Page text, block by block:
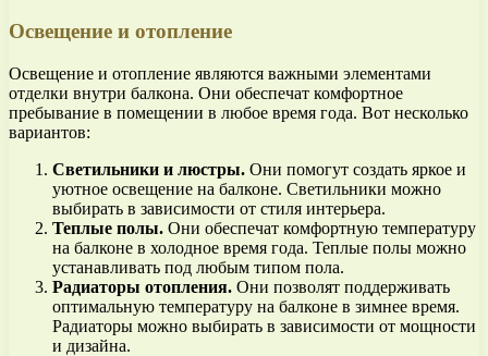
Освещение и отопление
Освещение и отопление являются важными элементами
отделки внутри балкона. Они обеспечат комфортное
пребывание в помещении в любое время года. Вот несколько
вариантов:
Светильники и люстры. Они помогут создать яркое и
уютное освещение на балконе. Светильники можно
выбирать в зависимости от стиля интерьера.
Теплые полы. Они обеспечат комфортную температуру
на балконе в холодное время года. Теплые полы можно
устанавливать под любым типом пола.
Радиаторы отопления. Они позволят поддерживать
оптимальную температуру на балконе в зимнее время.
Радиаторы можно выбирать в зависимости от мощности
и дизайна.